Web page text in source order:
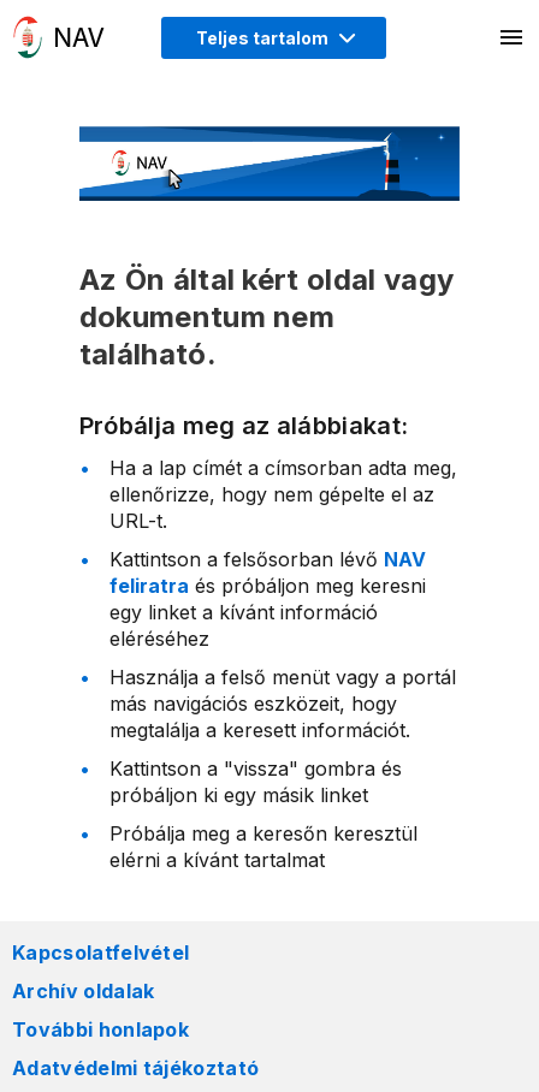
Teljes tartalom
Az Ön által kért oldal vagy
dokumentum nem
található.
Próbálja meg az alábbiakat:
Ha a lap címét a címsorban adta meg,
ellenőrizze, hogy nem gépelte el az
URL-t.
Kattintson a felsősorban lévő NAV
feliratra és próbáljon meg keresni
egy linket a kívánt információ
eléréséhez
Használja a felső menüt vagy a portál
más navigációs eszközeit, hogy
megtalálja a keresett információt.
Kattintson a "vissza" gombra és
próbáljon ki egy másik linket
Próbálja meg a keresőn keresztül
elérni a kívánt tartalmat
Kapcsolatfelvétel
Archív oldalak
További honlapok
Adatvédelmi tájékoztató